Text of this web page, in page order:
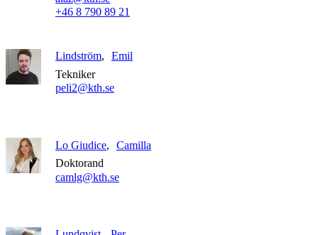
+46 8 790 89 21
Lindström
Emil
Tekniker
peli2@kth.se
Lo Giudice
Camilla
Doktorand
camlg@kth.se